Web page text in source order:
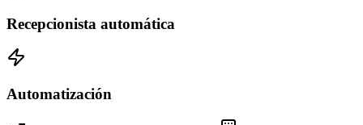
Recepcionista automática
Automatización